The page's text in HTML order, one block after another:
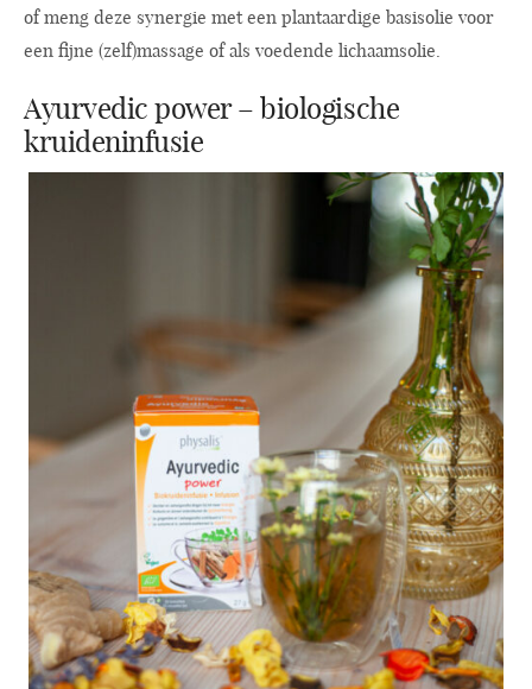
of meng deze synergie met een plantaardige basisolie voor
een fijne (zelf)massage of als voedende lichaamsolie.
Ayurvedic power – biologische
kruideninfusie